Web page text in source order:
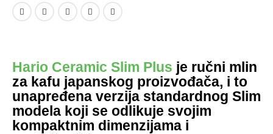
Hario Ceramic Slim Plus je ručni mlin
za kafu japanskog proizvođača, i to
unapređena verzija standardnog Slim
modela koji se odlikuje svojim
kompaktnim dimenzijama i